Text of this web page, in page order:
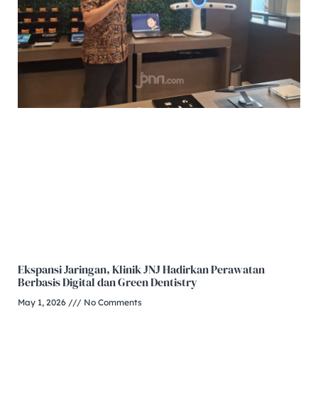
Ekspansi Jaringan, Klinik JNJ Hadirkan Perawatan
Berbasis Digital dan Green Dentistry
May 1, 2026 No Comments